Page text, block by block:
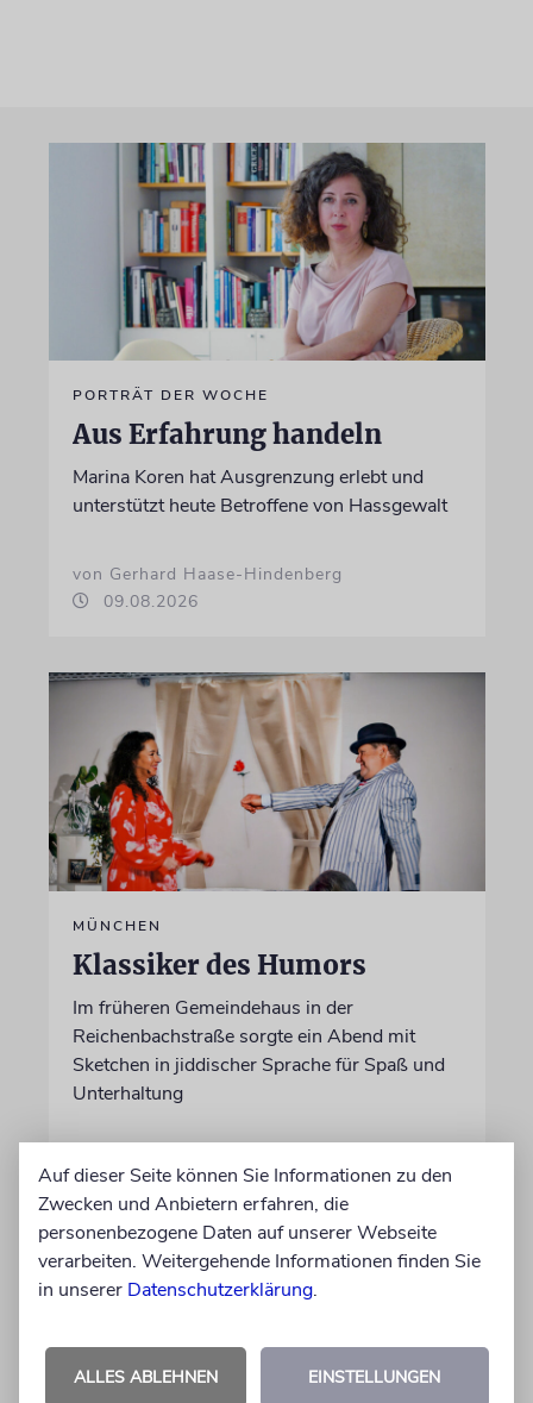
PORTRÄT DER WOCHE
Aus Erfahrung handeln
Marina Koren hat Ausgrenzung erlebt und
unterstützt heute Betroffene von Hassgewalt
von Gerhard Haase-Hindenberg
09.08.2026
MÜNCHEN
Klassiker des Humors
Im früheren Gemeindehaus in der
Reichenbachstraße sorgte ein Abend mit
Sketchen in jiddischer Sprache für Spaß und
Unterhaltung
09.08.2026
Auf dieser Seite können Sie Informationen zu den
Zwecken und Anbietern erfahren, die
personenbezogene Daten auf unserer Webseite
verarbeiten. Weitergehende Informationen finden Sie
in unserer Datenschutzerklärung.
ALLES ABLEHNEN EINSTELLUNGEN